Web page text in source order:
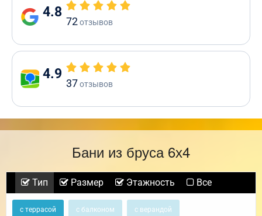
4.8
72отзывов
4.9
37отзывов
Бани из бруса 6х4
Тип Размер Этажность Все
с террасой с балконом с верандой